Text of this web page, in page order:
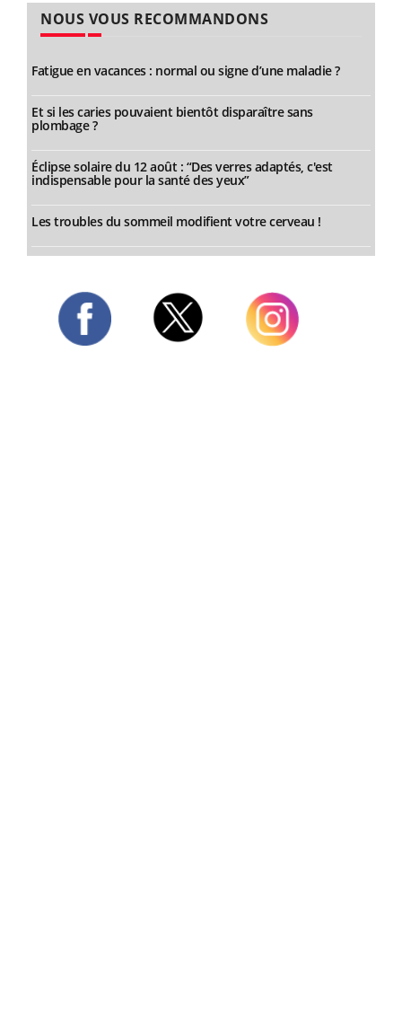
NOUS VOUS RECOMMANDONS
Fatigue en vacances : normal ou signe d’une maladie ?
Et si les caries pouvaient bientôt disparaître sans
plombage ?
Éclipse solaire du 12 août : “Des verres adaptés, c'est
indispensable pour la santé des yeux”
Les troubles du sommeil modifient votre cerveau !